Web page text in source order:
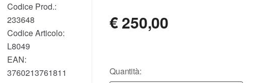
Codice Prod.:
233648
Codice Articolo:
L8049
EAN:
3760213761811
€250,00
Quantità: